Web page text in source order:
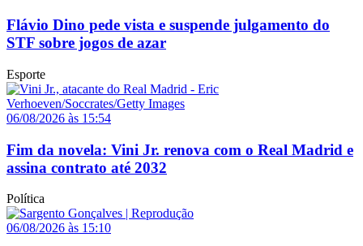
Flávio Dino pede vista e suspende julgamento do
STF sobre jogos de azar
Esporte
06/08/2026 às 15:54
Fim da novela: Vini Jr. renova com o Real Madrid e
assina contrato até 2032
Política
06/08/2026 às 15:10